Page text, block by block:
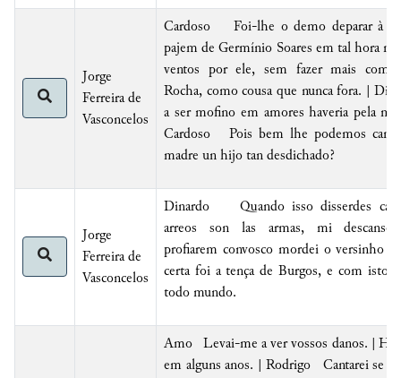
Jorge
Ferreira de
Vasconcelos
Cardoso Foi-lhe o demo deparar à
pajem de Germínio Soares em tal hora
ventos por ele, sem fazer mais
Rocha, como cousa que nunca fora. |
a ser mofino em amores haveria pela
Cardoso Pois bem lhe podemos
madre un hijo tan desdichado?
Jorge
Ferreira de
Vasconcelos
Dinardo Quando isso disserdes
arreos son las armas, mi
profiarem convosco mordei o versinho
certa foi a tença deBurgos, e com isto
todo mundo.
Amo Levai-me a ver vossos danos. |
em alguns anos. | Rodrigo Cantarei se